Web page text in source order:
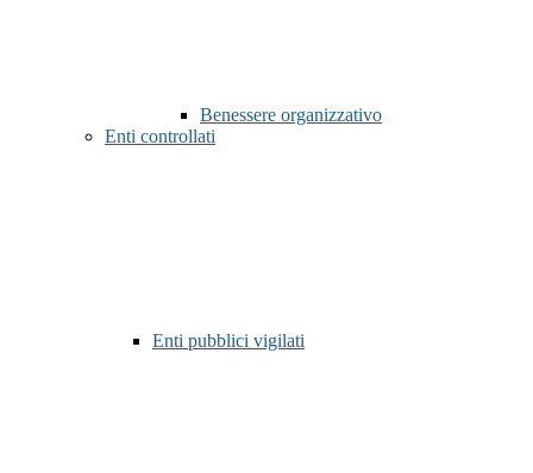
Benessere organizzativo
Enti controllati
Enti pubblici vigilati